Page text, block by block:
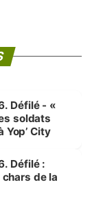
Défilé - «
soldats
Yop’ City
Défilé :
chars de la